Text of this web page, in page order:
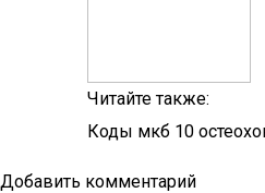
Читайте также:
Коды мкб 10
Добавить комментарий